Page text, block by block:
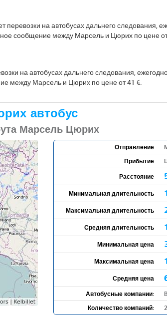
на автобусах дальнего следования,
сообщение между Марсель и Цюрих по цене от
на автобусах дальнего следования,
между Марсель и Цюрих по цене от 41 €.
автобус
Марсель Цюрих
Отправление
Прибытие
Расстояние
Минимальная длительность
Максимальная длительность
Средняя длительность
Минимальная цена
Максимальная цена
Средняя цена
Автобусные компании:
Количество компаний:
2